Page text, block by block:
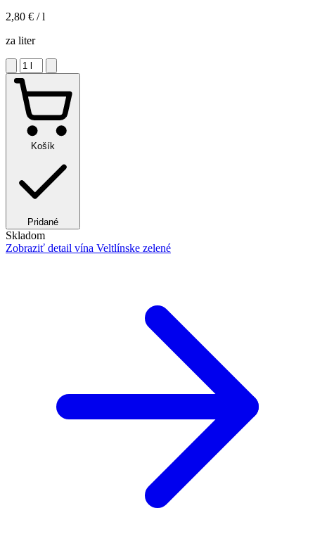
2,80 € / l
za liter
Košík
Pridané
Skladom
Zobraziť detail vína Veltlínske zelené